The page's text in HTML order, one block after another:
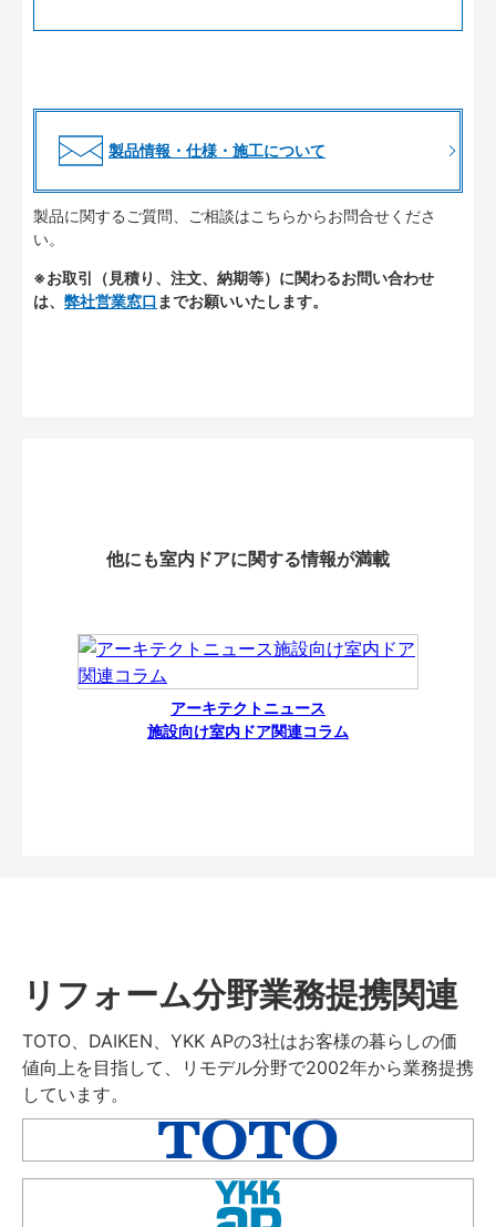
製品情報・仕様・施工について
製品に関するご質問、ご相談はこちらからお問合せくださ
い。
※お取引（見積り、注文、納期等）に関わるお問い合わせ
は、 弊社営業窓口 までお願いいたします。
他にも室内ドアに関する情報が満載
アーキテクトニュース
施設向け室内ドア関連コラム
リフォーム分野業務提携関連
TOTO、DAIKEN、YKK APの3社はお客様の暮らしの価
値向上を目指して、リモデル分野で2002年から業務提携
しています。